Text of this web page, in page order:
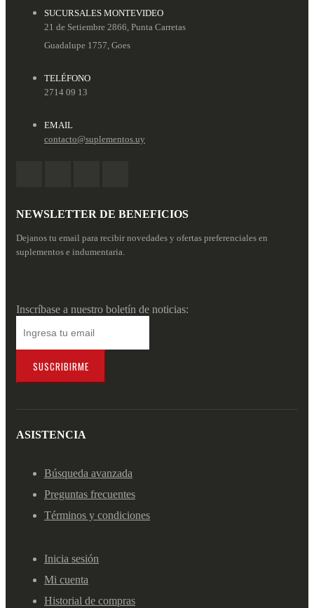
SUCURSALES MONTEVIDEO
21 de Setiembre 2866, Punta Carretas
Guadalupe 1757, Goes
TELÉFONO
2714 09 13
EMAIL
contacto@suplementos.uy
NEWSLETTER DE BENEFICIOS
Dejanos tu email para recibir novedades y ofertas preferenciales en
suplementos e indumentaria.
Inscríbase a nuestro boletín de noticias:
SUSCRIBIRME
ASISTENCIA
Búsqueda avanzada
Preguntas frecuentes
Términos y condiciones
Inicia sesión
Mi cuenta
Historial de compras